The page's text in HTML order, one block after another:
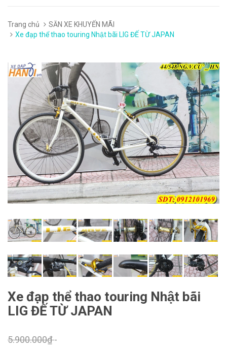
Trang chủ
SĂN XE KHUYẾN MÃI
Xe đạp thể thao touring Nhật bãi LIG ĐẾ TỪ JAPAN
Xe đạp thể thao touring Nhật bãi
LIG ĐẾ TỪ JAPAN
5.900.000₫-